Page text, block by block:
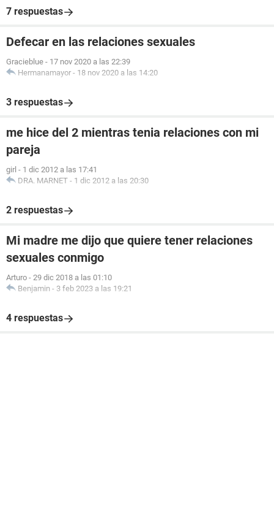
7 respuestas
Defecar en las relaciones sexuales
Gracieblue - 17 nov 2020 a las 22:39
Hermanamayor - 18 nov 2020 a las 14:20
3 respuestas
me hice del 2 mientras tenia relaciones con mi
pareja
girl - 1 dic 2012 a las 17:41
DRA. MARNET - 1 dic 2012 a las 20:30
2 respuestas
Mi madre me dijo que quiere tener relaciones
sexuales conmigo
Arturo - 29 dic 2018 a las 01:10
Benjamin - 3 feb 2023 a las 19:21
4 respuestas